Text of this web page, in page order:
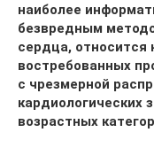
наиболее
безвредным
сердца, относится
востребованных
с чрезмерной
кардиологических
возрастных